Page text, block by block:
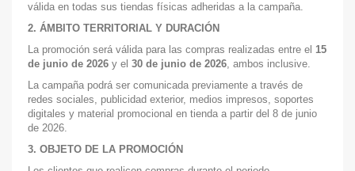
válida en todas sus tiendas físicas adheridas a la campaña.
2. ÁMBITO TERRITORIAL Y DURACIÓN
La promoción será válida para las compras realizadas entre el 15
de junio de 2026 y el 30 de junio de 2026, ambos inclusive.
La campaña podrá ser comunicada previamente a través de
redes sociales, publicidad exterior, medios impresos, soportes
digitales y material promocional en tienda a partir del 8 de junio
de 2026.
3. OBJETO DE LA PROMOCIÓN